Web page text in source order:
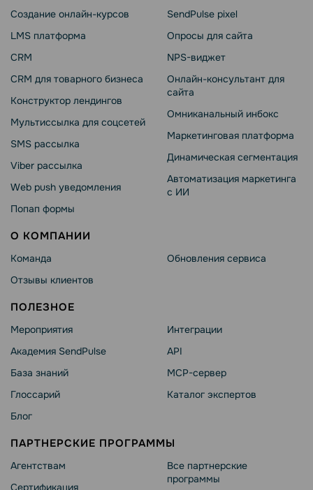
Создание онлайн-курсов
LMS платформа
CRM
CRM для товарного бизнеса
Конструктор лендингов
Мультиссылка для соцсетей
SMS рассылка
Viber рассылка
Web push уведомления
Попап формы
SendPulse pixel
Опросы для сайта
NPS-виджет
Онлайн-консультант для
сайта
Омниканальный инбокс
Маркетинговая платформа
Динамическая сегментация
Автоматизация маркетинга
с ИИ
О КОМПАНИИ
Команда
Отзывы клиентов
Обновления сервиса
ПОЛЕЗНОЕ
Мероприятия
Академия SendPulse
База знаний
Глоссарий
Блог
Интеграции
API
MCP-сервер
Каталог экспертов
ПАРТНЕРСКИЕ ПРОГРАММЫ
Агентствам
Сертификация
Все партнерские
программы